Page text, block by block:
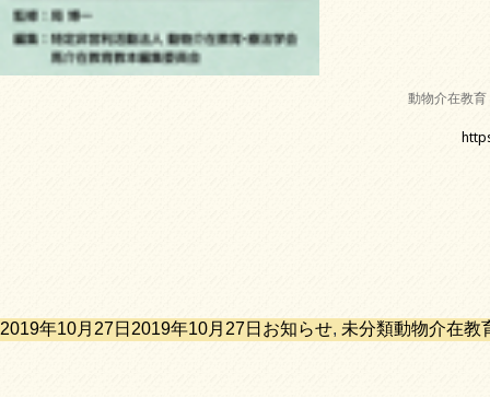
動物介在教
投
2019年10月27日 2019年10月27日 カ
お知らせ, 未分類タ
動物介在教